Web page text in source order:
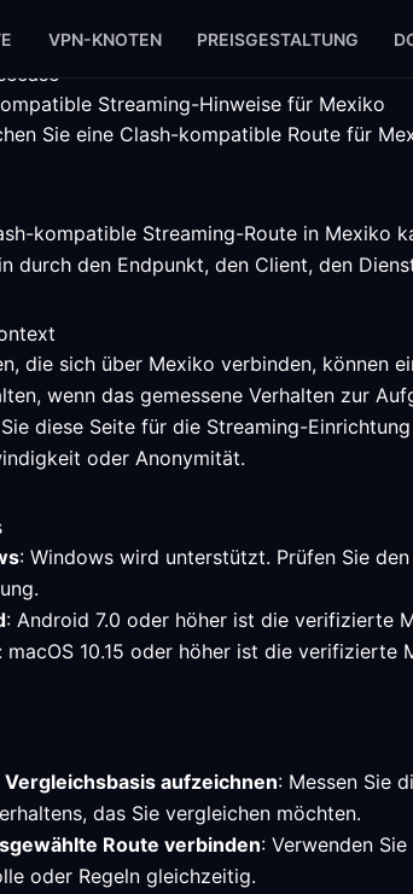
VPN-KNOTEN PREISGESTALTUNG
Streaming-Hinweise für Mexiko
Sie eine Clash-kompatible Route für
kompatible Streaming-Route in Mexiko
durch den Endpunkt, den Client, den
die sich über Mexiko verbinden, können
wenn das gemessene Verhalten zur
diese Seite für die Streaming-
oder Anonymität.
: Windows wird unterstützt. Prüfen Sie
: Android 7.0 oder höher ist die verifizierte
: macOS 10.15 oder höher ist die verifizierte
aufzeichnen: Messen Sie
das Sie vergleichen möchten.
Route verbinden: Verwenden
oder Regeln gleichzeitig.